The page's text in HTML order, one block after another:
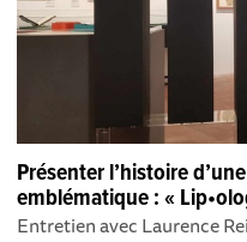
Présenter l’histoire
emblématique : «
Entretien avec Laurence